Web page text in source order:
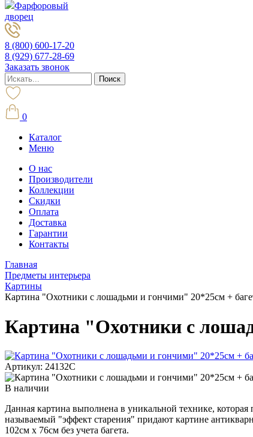
Фарфоровый
дворец
8 (800) 600-17-20
8 (929) 677-28-69
Заказать звонок
0
Каталог
Меню
О нас
Производители
Коллекции
Скидки
Оплата
Доставка
Гарантии
Контакты
Главная
Предметы интерьера
Картины
Картина "Охотники с лошадьми и гончими" 20*25см +
Картина "Охотники с
Артикул: 24132C
В наличии
Данная картина выполнена в уникальной технике, которая
называемый "эффект старения" придают картине
102см х 76см без учета багета.